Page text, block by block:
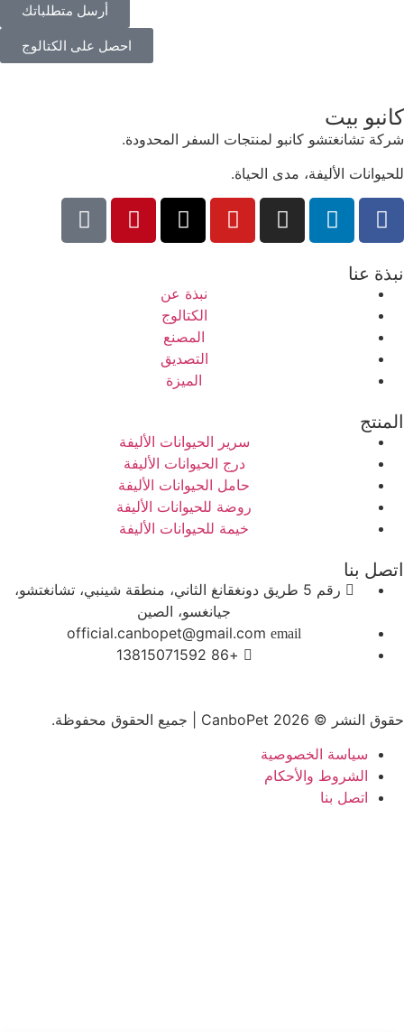
أرسل متطلباتك
احصل على الكتالوج
كانبو بيت
شركة تشانغتشو كانبو لمنتجات السفر المحدودة.
للحيوانات الأليفة، مدى الحياة.
نبذة عنا
نبذة عن
الكتالوج
المصنع
التصديق
الميزة
المنتج
سرير الحيوانات الأليفة
درج الحيوانات الأليفة
حامل الحيوانات الأليفة
روضة للحيوانات الأليفة
خيمة للحيوانات الأليفة
اتصل بنا
رقم 5 طريق دونغقانغ الثاني، منطقة شينبي، تشانغتشو،
جيانغسو، الصين
official.canbopet@gmail.com
+86 13815071592
حقوق النشر © 2026 CanboPet | جميع الحقوق محفوظة.
سياسة الخصوصية
الشروط والأحكام
اتصل بنا